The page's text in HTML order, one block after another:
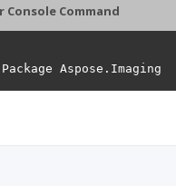
Console Command